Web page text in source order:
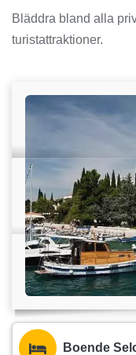
Bläddra bland alla
turistattraktioner.
Boende